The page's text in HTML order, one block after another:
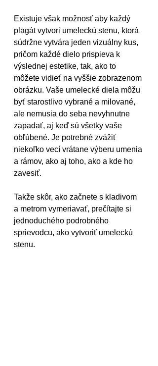
Existuje však možnosť aby každý
plagát vytvori umeleckú stenu, ktorá
súdržne vytvára jeden vizuálny kus,
pričom každé dielo prispieva k
výslednej estetike, tak, ako to
môžete vidieť na vyššie zobrazenom
obrázku. Vaše umelecké diela môžu
byť starostlivo vybrané a milované,
ale nemusia do seba nevyhnutne
zapadať, aj keď sú všetky vaše
obľúbené. Je potrebné zvážiť
niekoľko vecí vrátane výberu umenia
a rámov, ako aj toho, ako a kde ho
zavesiť.
Takže skôr, ako začnete s kladivom
a metrom vymeriavať, prečítajte si
jednoduchého podrobného
sprievodcu, ako vytvoriť umeleckú
stenu.